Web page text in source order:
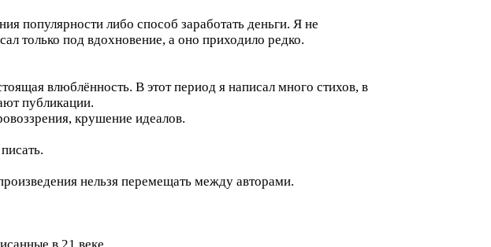
популярности либо способ заработать деньги. Я не
только под вдохновение, а оно приходило редко.
влюблённость. В этот период я написал много стихов, в
публикации.
крушение идеалов.
нельзя перемещать между авторами.